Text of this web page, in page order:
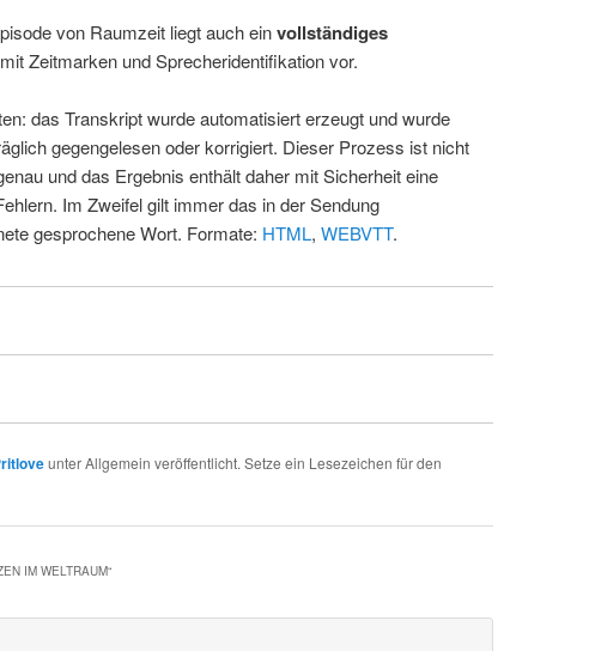
von Raumzeit liegt auch einvollständiges
Zeitmarken und Sprecheridentifikation vor.
das Transkript wurde automatisiert erzeugt und wurde
gegengelesen oder korrigiert. Dieser Prozess ist nicht
und das Ergebnis enthält daher mit Sicherheit eine
Im Zweifel gilt immer das in der Sendung
gesprochene Wort. Formate: HTML, WEBVTT.
unter Allgemein veröffentlicht. Setze ein Lesezeichen für den
IM WELTRAUM“